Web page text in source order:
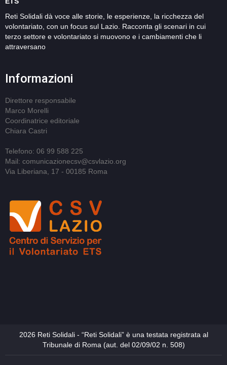
Reti Solidali dà voce alle storie, le esperienze, la ricchezza del
volontariato, con un focus sul Lazio. Racconta gli scenari in cui
terzo settore e volontariato si muovono e i cambiamenti che li
attraversano
Informazioni
Direttore responsabile
Marco Morelli
Coordinatrice editoriale
Chiara Castri
Telefono: 06 99 588 225
Mail: comunicazionecsv@csvlazio.org
Via Liberiana, 17 - 00185 Roma
2026 Reti Solidali - “Reti Solidali” è una testata registrata al
Tribunale di Roma (aut. del 02/09/02 n. 508)